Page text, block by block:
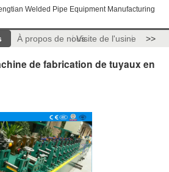
Welded Pipe Equipment Manufacturing
À propos de nousVisite de l'usine >>
de fabrication de tuyaux en